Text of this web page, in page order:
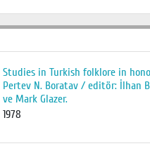
Studies in Turkish folklore in
Pertev N. Boratav / editör: İlhan
ve Mark Glazer.
1978